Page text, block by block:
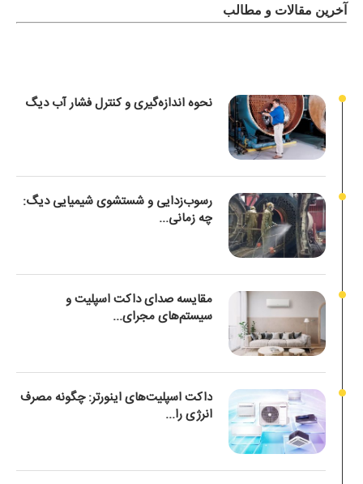
آخرین مقالات و مطالب
نحوه اندازه‌گیری و کنترل فشار آب دیگ
رسوب‌زدایی و شستشوی شیمیایی دیگ:
چه زمانی...
مقایسه صدای داکت اسپلیت و
سیستم‌های مجرای...
داکت اسپلیت‌های اینورتر: چگونه مصرف
انرژی را...